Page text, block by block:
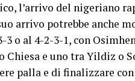
l’arrivo del nigeriano
arrivo potrebbe anche
o al 4-2-3-1, con
Chiesa e uno tra Yildiz o
palla e di finalizzare